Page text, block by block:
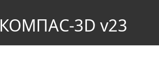
КОМПАС-3D v23